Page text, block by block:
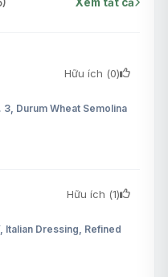
Hữu ích (0)
3, Durum Wheat Semolina
Hữu ích (1)
Italian Dressing, Refined